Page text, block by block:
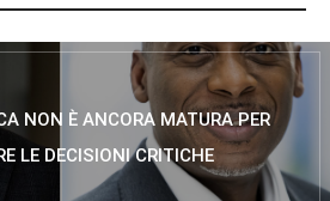
NON È ANCORA MATURA PER
LE DECISIONI CRITICHE